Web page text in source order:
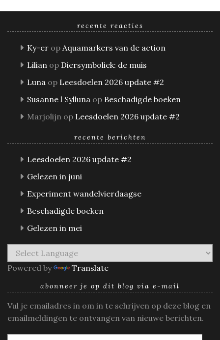
recente reacties
Ky-er op Aquamarkers van de action
Lilian op Diersymboliek: de muis
Luna op Leesdoelen 2026 update #2
Susanne l Sylluna op Beschadigde boeken
Marjolijn op Leesdoelen 2026 update #2
recente berichten
Leesdoelen 2026 update #2
Gelezen in juni
Experiment wandelvierdaagse
Beschadigde boeken
Gelezen in mei
Powered by Translate
abonneer je op dit blog via e-mail
Vul je emailadres in om in te schrijven op deze blog en
emailmeldingen te ontvangen van nieuwe berichten.